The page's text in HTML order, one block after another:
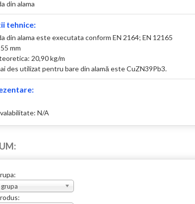
din alama
tehnice:
din alama este executata conform EN 2164; EN 12165
mm
20,90 kg/m
des utilizat pentru bare din alamă este CuZN39Pb3.
N/A